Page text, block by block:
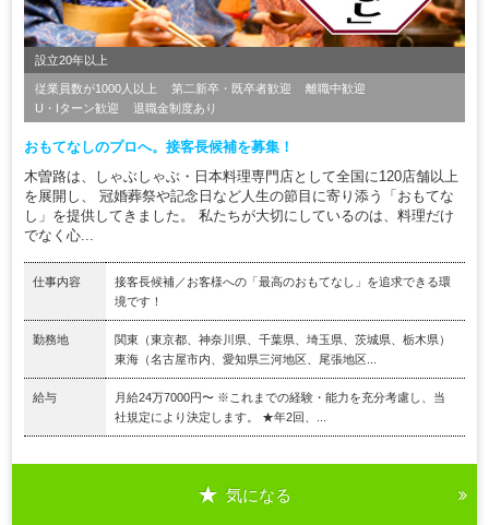
設立20年以上
従業員数が1000人以上 第二新卒・既卒者歓迎
離職中歓迎
U・Iターン歓迎
退職金制度あり
おもてなしのプロへ。接客長候補を募集！
木曽路は、しゃぶしゃぶ・日本料理専門店として全国に120店舗以上
を展開し、 冠婚葬祭や記念日など人生の節目に寄り添う「おもてな
し」を提供してきました。 私たちが大切にしているのは、料理だけ
でなく心...
仕事内容
接客長候補／お客様への「最高のおもてなし」を追求できる環
境です！
勤務地
関東（東京都、神奈川県、千葉県、埼玉県、茨城県、栃木県）
東海（名古屋市内、愛知県三河地区、尾張地区...
給与
月給24万7000円〜 ※これまでの経験・能力を充分考慮し、当
社規定により決定します。 ★年2回、...
気になる